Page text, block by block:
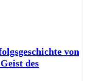
von
des